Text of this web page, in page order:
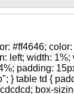
できないなどがあ
示、訂正または削
い合わせ、ご登録
御連絡下さい。
番号：0120-86-
#ff4646;
left; width:
padding:
} table td {
box-